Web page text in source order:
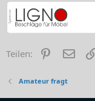
o
n
e
Teilen: Pinterest
E-
Amateur fragt